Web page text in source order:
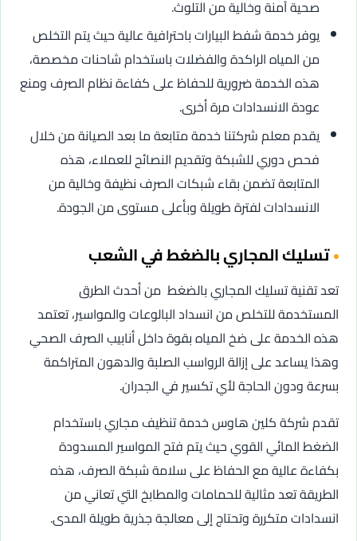
صحية آمنة وخالية من التلوث.
يوفر خدمة شفط البيارات باحترافية عالية حيث يتم التخلص
من المياه الراكدة والفضلات باستخدام شاحنات مخصصة،
هذه الخدمة ضرورية للحفاظ على كفاءة نظام الصرف ومنع
عودة الانسدادات مرة أخرى.
يقدم معلم شركتنا خدمة متابعة ما بعد الصيانة من خلال
فحص دوري للشبكة وتقديم النصائح للعملاء، هذه
المتابعة تضمن بقاء شبكات الصرف نظيفة وخالية من
الانسدادات لفترة طويلة وبأعلى مستوى من الجودة.
تسليك المجاري بالضغط في الشعب
تعد تقنية تسليك المجاري بالضغط من أحدث الطرق
المستخدمة للتخلص من انسداد البالوعات والمواسير، تعتمد
هذه الخدمة على ضخ المياه بقوة داخل أنابيب الصرف الصحي
وهذا يساعد على إزالة الرواسب الصلبة والدهون المتراكمة
بسرعة ودون الحاجة لأي تكسير في الجدران.
تقدم شركة كلين هاوس خدمة تنظيف مجاري باستخدام
الضغط المائي القوي حيث يتم فتح المواسير المسدودة
بكفاءة عالية مع الحفاظ على سلامة شبكة الصرف، هذه
الطريقة تعد مثالية للحمامات والمطابخ التي تعاني من
انسدادات متكررة وتحتاج إلى معالجة جذرية طويلة المدى.